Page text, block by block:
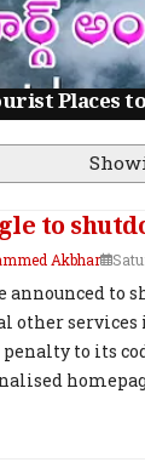
Places
to
Akbhar
announced to
other services
to its